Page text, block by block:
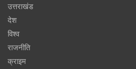
उत्तराखंड
देश
विश्व
राजनीति
क्राइम